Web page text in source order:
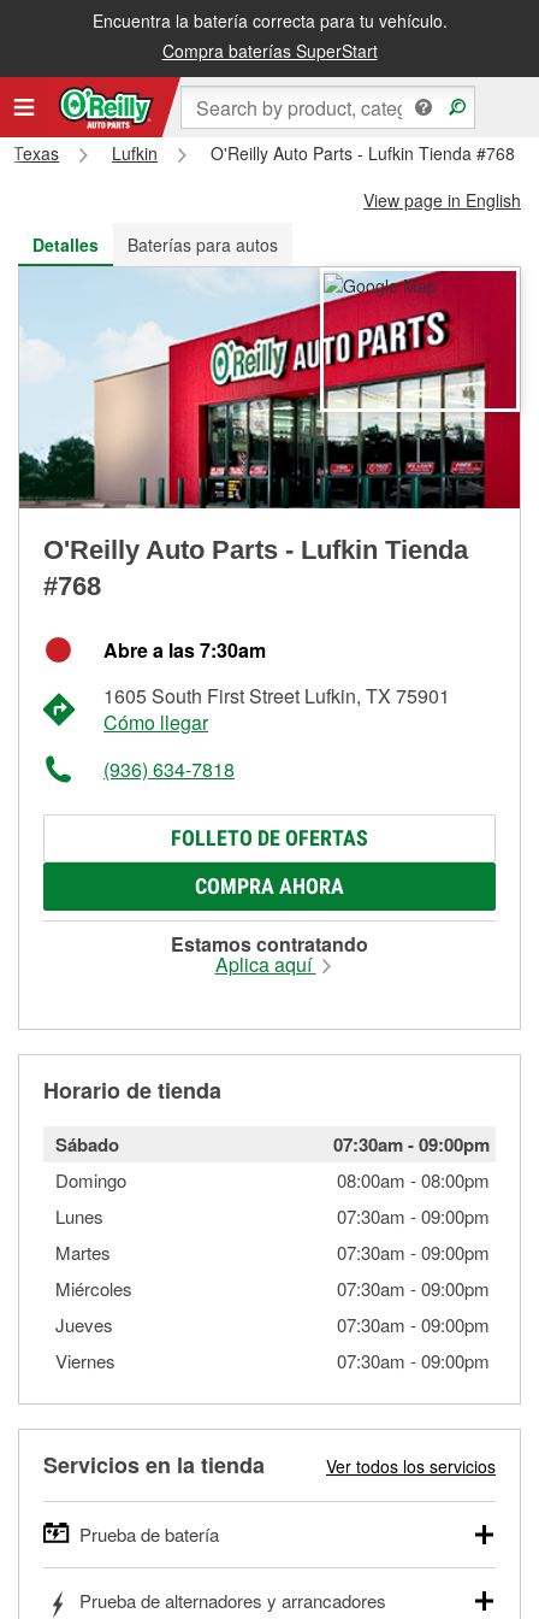
Encuentra la batería correcta para tu vehículo.
Compra baterías SuperStart
Recibe tu orden gratis al día siguiente o recógela en la tienda
Texas Lufkin
O'Reilly Auto Parts - Lufkin Tienda #768
View page in English
Detalles
Baterías para autos
O'Reilly Auto Parts - Lufkin Tienda
#768
Abre a las 7:30am
1605 South First Street Lufkin, TX 75901
Cómo llegar
(936) 634-7818
FOLLETO DE OFERTAS
COMPRA AHORA
Estamos contratando
Aplica aquí
Horario de tienda
Sábado 07:30am-09:00pm
Domingo 08:00am -08:00pm
Lunes
07:30am -09:00pm
Martes
07:30am -09:00pm
Miércoles
07:30am -09:00pm
Jueves
07:30am -09:00pm
Viernes
07:30am -09:00pm
Servicios en la tienda Ver todos los servicios
Prueba de batería
autos, camionetas, SUVs, vehículos comerciales y
Prueba de alternadores y arrancadores